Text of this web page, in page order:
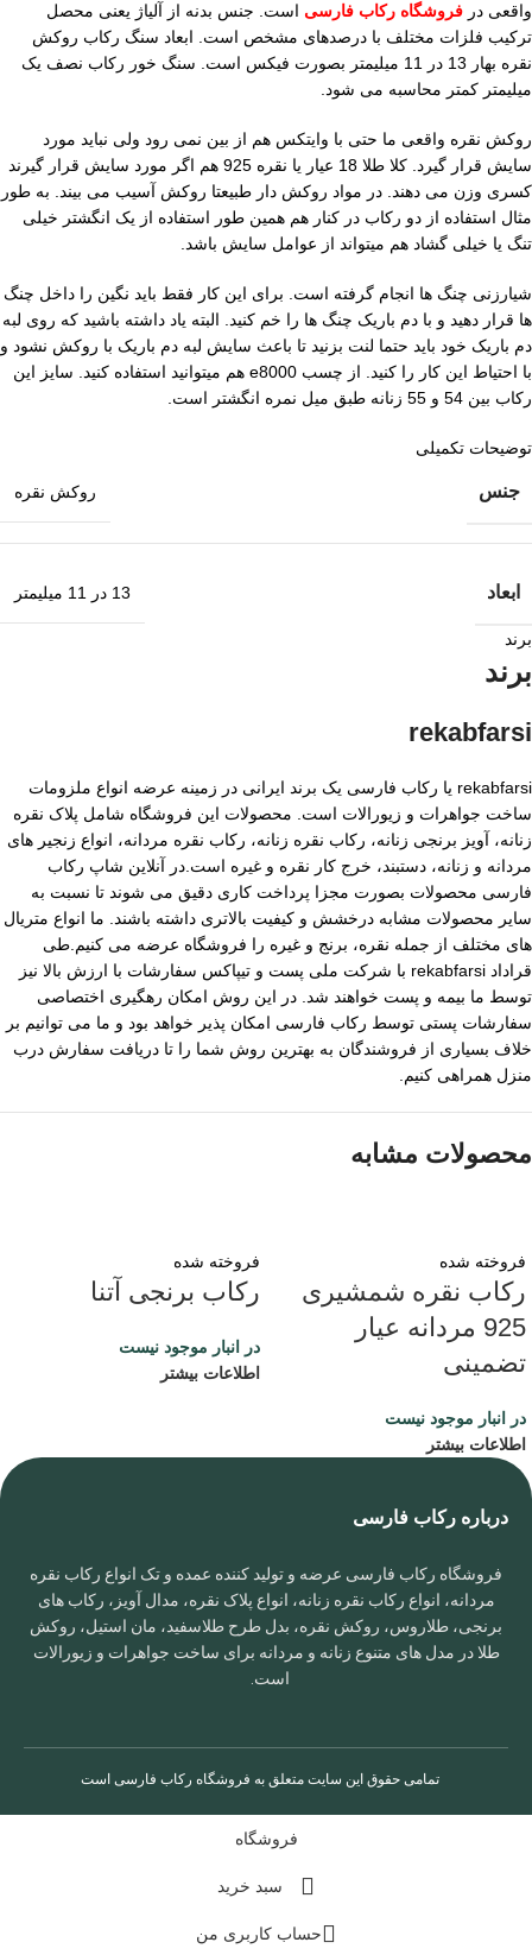
واقعی در فروشگاه رکاب فارسی است. جنس بدنه از آلیاژ یعنی محصل
ترکیب فلزات مختلف با درصدهای مشخص است. ابعاد سنگ رکاب روکش
نقره بهار 13 در 11 میلیمتر بصورت فیکس است. سنگ خور رکاب نصف یک
میلیمتر کمتر محاسبه می شود.
روکش نقره واقعی ما حتی با وایتکس هم از بین نمی رود ولی نباید مورد
سایش قرار گیرد. کلا طلا 18 عیار یا نقره 925 هم اگر مورد سایش قرار گیرند
کسری وزن می دهند. در مواد روکش دار طبیعتا روکش آسیب می بیند. به طور
مثال استفاده از دو رکاب در کنار هم همین طور استفاده از یک انگشتر خیلی
تنگ یا خیلی گشاد هم میتواند از عوامل سایش باشد.
شیارزنی چنگ ها انجام گرفته است. برای این کار فقط باید نگین را داخل چنگ
ها قرار دهید و با دم باریک چنگ ها را خم کنید. البته یاد داشته باشید که روی لبه
دم باریک خود باید حتما لنت بزنید تا باعث سایش لبه دم باریک با روکش نشود و
با احتیاط این کار را کنید. از چسب e8000 هم میتوانید استفاده کنید. سایز این
رکاب بین 54 و 55 زنانه طبق میل نمره انگشتر است.
توضیحات تکمیلی
جنس روکش نقره
ابعاد 13 در 11 میلیمتر
برند
برند
rekabfarsi
rekabfarsi یا رکاب فارسی یک برند ایرانی در زمینه عرضه انواع ملزومات
ساخت جواهرات و زیورالات است. محصولات این فروشگاه شامل پلاک نقره
زنانه، آویز برنجی زنانه، رکاب نقره زنانه، رکاب نقره مردانه، انواع زنجیر های
مردانه و زنانه، دستبند، خرج کار نقره و غیره است.در آنلاین شاپ رکاب
فارسی محصولات بصورت مجزا پرداخت کاری دقیق می شوند تا نسبت به
سایر محصولات مشابه درخشش و کیفیت بالاتری داشته باشند. ما انواع متریال
های مختلف از جمله نقره، برنج و غیره را فروشگاه عرضه می کنیم.طی
قراداد rekabfarsi با شرکت ملی پست و تیپاکس سفارشات با ارزش بالا نیز
توسط ما بیمه و پست خواهند شد. در این روش امکان رهگیری اختصاصی
سفارشات پستی توسط رکاب فارسی امکان پذیر خواهد بود و ما می توانیم بر
خلاف بسیاری از فروشندگان به بهترین روش شما را تا دریافت سفارش درب
منزل همراهی کنیم.
محصولات مشابه
فروخته شده
رکاب نقره شمشیری
925 مردانه عیار
تضمینی
در انبار موجود نیست
اطلاعات بیشتر
فروخته شده
رکاب برنجی آتنا
در انبار موجود نیست
اطلاعات بیشتر
درباره رکاب فارسی
فروشگاه رکاب فارسی عرضه و تولید کننده عمده و تک انواع رکاب نقره
مردانه، انواع رکاب نقره زنانه، انواع پلاک نقره، مدال آویز، رکاب های
برنجی، طلاروس، روکش نقره، بدل طرح طلاسفید، مان استیل، روکش
طلا در مدل های متنوع زنانه و مردانه برای ساخت جواهرات و زیورالات
است.
تمامی حقوق این سایت متعلق به فروشگاه رکاب فارسی است
فروشگاه
سبد خرید
حساب کاربری من